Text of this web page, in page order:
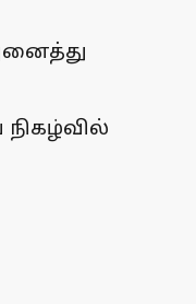
நிகழ்வில்